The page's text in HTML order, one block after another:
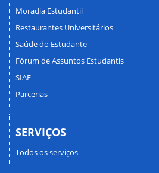
Moradia Estudantil
Restaurantes Universitários
Saúde do Estudante
Fórum de Assuntos Estudantis
SIAE
Parcerias
SERVIÇOS
Todos os serviços